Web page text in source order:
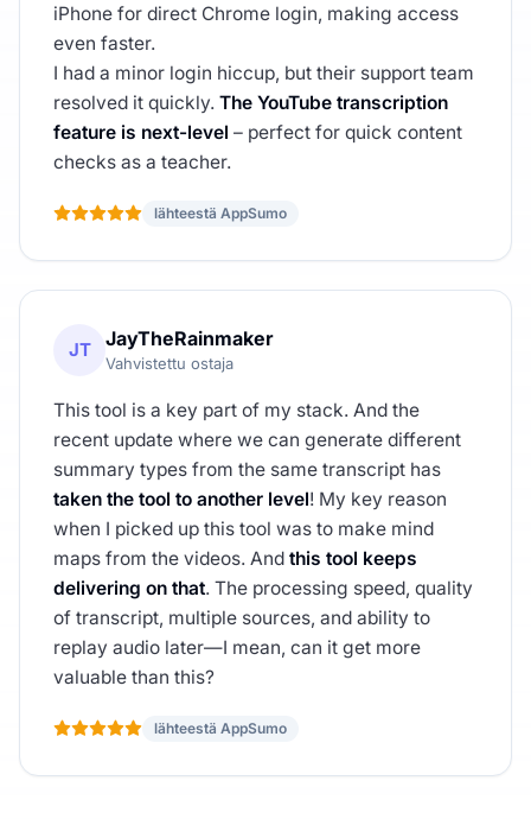
iPhone for direct Chrome login, making access
even faster.
I had a minor login hiccup, but their support team
resolved it quickly. The YouTube transcription
feature is next-level – perfect for quick content
checks as a teacher.
lähteestä AppSumo
JT JayTheRainmaker
Vahvistettu ostaja
This tool is a key part of my stack. And the
recent update where we can generate different
summary types from the same transcript has
taken the tool to another level! My key reason
when I picked up this tool was to make mind
maps from the videos. And this tool keeps
delivering on that. The processing speed, quality
of transcript, multiple sources, and ability to
replay audio later—I mean, can it get more
valuable than this?
lähteestä AppSumo